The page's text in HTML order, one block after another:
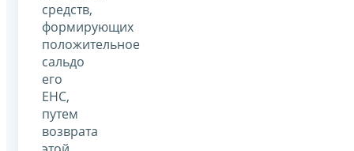
средств,
формирующих
положительное
сальдо
его
ЕНС,
путем
возврата